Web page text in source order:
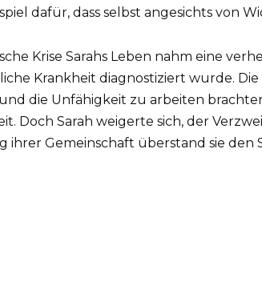
dafür, dass selbst angesichts von
Krise Sarahs Leben nahm eine
Krankheit diagnostiziert wurde.
die Unfähigkeit zu arbeiten
Doch Sarah weigerte sich, der
ihrer Gemeinschaft überstand sie den